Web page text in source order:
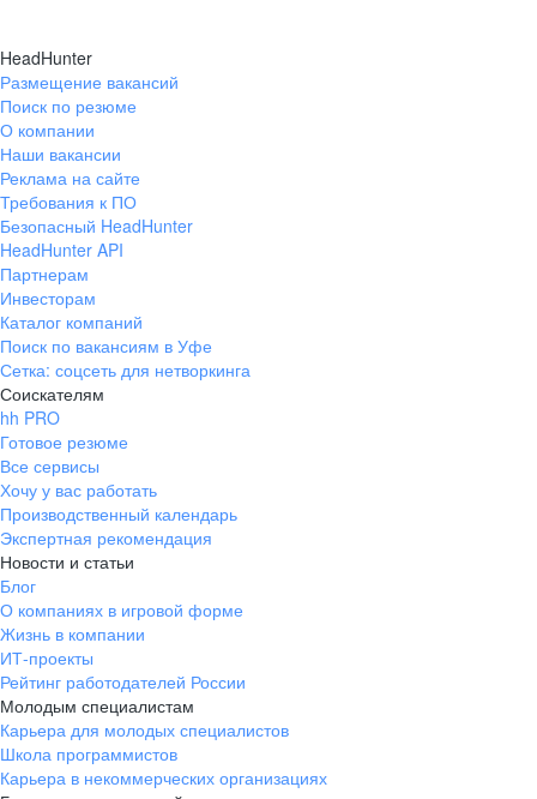
HeadHunter
Размещение вакансий
Поиск по резюме
О компании
Наши вакансии
Реклама на сайте
Требования к ПО
Безопасный HeadHunter
HeadHunter API
Партнерам
Инвесторам
Каталог компаний
Поиск по вакансиям в Уфе
Сетка: соцсеть для нетворкинга
Соискателям
hh PRO
Готовое резюме
Все сервисы
Хочу у вас работать
Производственный календарь
Экспертная рекомендация
Новости и статьи
Блог
О компаниях в игровой форме
Жизнь в компании
ИТ-проекты
Рейтинг работодателей России
Молодым специалистам
Карьера для молодых специалистов
Школа программистов
Карьера в некоммерческих организациях